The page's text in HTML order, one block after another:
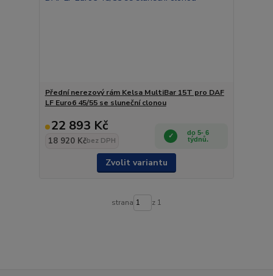
Přední nerezový rám Kelsa MultiBar 15T pro DAF
LF Euro6 45/55 se sluneční clonou
22 893 Kč
18 920 Kčbez DPH
do 5- 6
týdnů.
Zvolit variantu
strana z 1